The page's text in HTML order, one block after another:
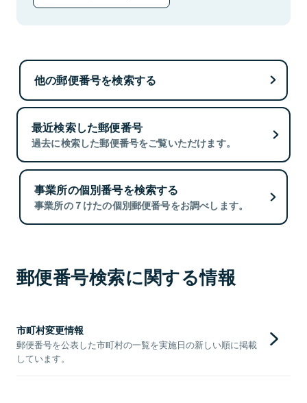
他の郵便番号を検索する
最近検索した郵便番号
過去に検索した郵便番号をご覧いただけます。
事業所の個別番号を検索する
事業所の７けたの個別郵便番号をお調べします。
郵便番号検索に関する情報
市町村変更情報
郵便番号を公表した市町村の一覧を実施日の新しい順に掲載
しています。